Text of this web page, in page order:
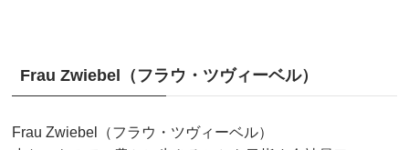
Frau Zwiebel（フラウ・ツヴィーベル）
Frau Zwiebel（フラウ・ツヴィーベル）